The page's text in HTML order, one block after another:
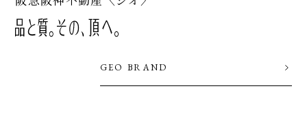
GEO BRAND